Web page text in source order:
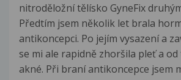
nitroděložní tělísko GyneFix
Předtím jsem několik let brala
antikoncepci. Po jejím vysazení a
se mi ale rapidně zhoršila pleť a
akné. Při braní antikoncepce jsem